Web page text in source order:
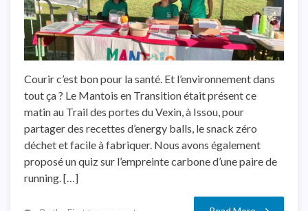
Courir c’est bon pour la santé. Et l’environnement dans
tout ça ? Le Mantois en Transition était présent ce
matin au Trail des portes du Vexin, à Issou, pour
partager des recettes d’energy balls, le snack zéro
déchet et facile à fabriquer. Nous avons également
proposé un quiz sur l’empreinte carbone d’une paire de
running. […]